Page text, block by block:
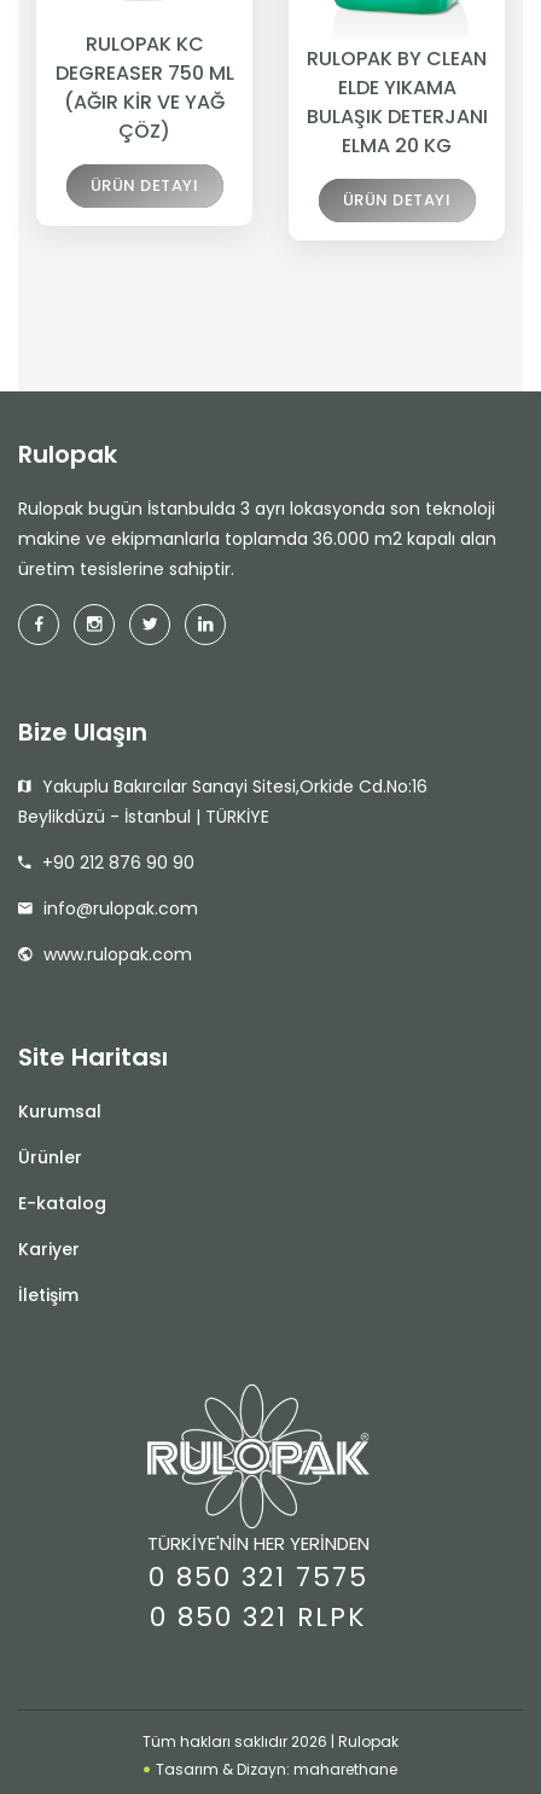
RULOPAK KC
DEGREASER 750 ML
(AĞIR KİR VE YAĞ
ÇÖZ)
ÜRÜN DETAYI
RULOPAK BY CLEAN
ELDE YIKAMA
BULAŞIK DETERJANI
ELMA 20 KG
ÜRÜN DETAYI
Rulopak
Rulopak bugün İstanbulda 3 ayrı lokasyonda son teknoloji
makine ve ekipmanlarla toplamda 36.000 m2 kapalı alan
üretim tesislerine sahiptir.
Bize Ulaşın
Yakuplu Bakırcılar Sanayi Sitesi,Orkide Cd.No:16
Beylikdüzü - İstanbul | TÜRKİYE
+90 212 876 90 90
info@rulopak.com
www.rulopak.com
Site Haritası
Kurumsal
Ürünler
E-katalog
Kariyer
İletişim
TÜRKİYE'NİN HER YERİNDEN
0 850 321 7575
0 850 321 RLPK
Tüm hakları saklıdır 2026 | Rulopak
Tasarım & Dizayn: maharethane